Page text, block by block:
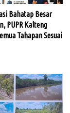
Bahatap Besar
PUPR Kalteng
Tahapan Sesuai